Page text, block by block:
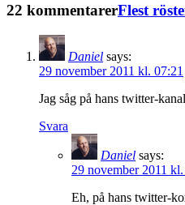
22 kommentarerFlest
Daniel says:
29 november 2011 kl. 07:21
Jag såg på hans twitter-
Svara
Daniel says:
29 november 2011
Eh, på hans twitter-